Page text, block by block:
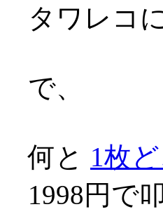
タワレコ
で、
何と 1枚
1998円で